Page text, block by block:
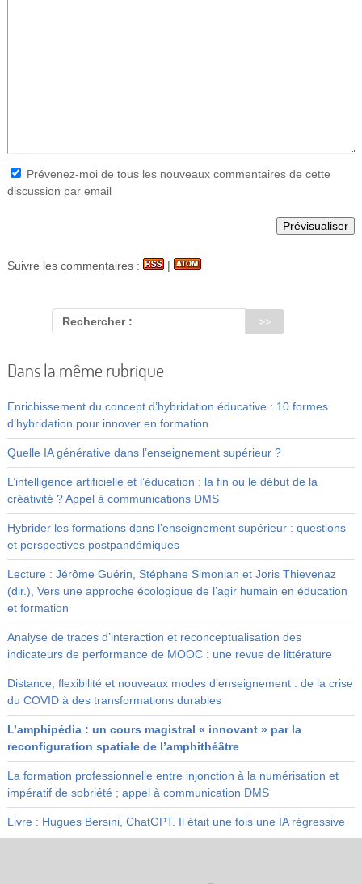
Prévenez-moi de tous les nouveaux commentaires de cette
discussion par email
Suivre les commentaires : |
Rechercher :
Dans la même rubrique
Enrichissement du concept d’hybridation éducative : 10 formes
d’hybridation pour innover en formation
Quelle IA générative dans l’enseignement supérieur ?
L’intelligence artificielle et l’éducation : la fin ou le début de la
créativité ? Appel à communications DMS
Hybrider les formations dans l’enseignement supérieur : questions
et perspectives postpandémiques
Lecture : Jérôme Guérin, Stéphane Simonian et Joris Thievenaz
(dir.), Vers une approche écologique de l’agir humain en éducation
et formation
Analyse de traces d’interaction et reconceptualisation des
indicateurs de performance de MOOC : une revue de littérature
Distance, flexibilité et nouveaux modes d’enseignement : de la crise
du COVID à des transformations durables
L’amphipédia : un cours magistral « innovant » par la
reconfiguration spatiale de l’amphithéâtre
La formation professionnelle entre injonction à la numérisation et
impératif de sobriété ; appel à communication DMS
Livre : Hugues Bersini, ChatGPT. Il était une fois une IA régressive